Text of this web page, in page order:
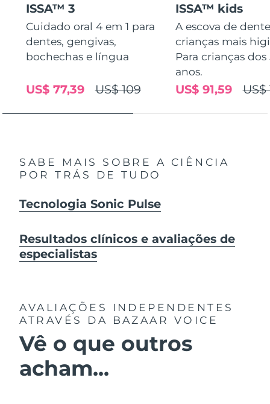
ISSA™ 3
Cuidado oral 4 em 1 para
dentes, gengivas,
bochechas e língua
US$ 109
US$ 77,39
ISSA™ kids
A escova de
crianças mais
Para crianças dos
anos.
US$
US$ 91,59
SABE MAIS SOBRE A CIÊNCIA
POR TRÁS DE TUDO
Tecnologia Sonic Pulse
Resultados clínicos e avaliações de
especialistas
AVALIAÇÕES INDEPENDENTES
ATRAVÉS DA BAZAAR VOICE
Vê o que outros
acham...